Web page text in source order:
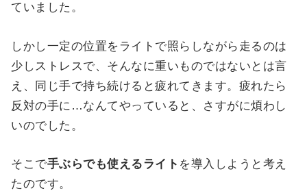
ていました。
しかし一定の位置をライトで照らしながら走るのは
少しストレスで、そんなに重いものではないとは言
え、同じ手で持ち続けると疲れてきます。疲れたら
反対の手に…なんてやっていると、さすがに煩わし
いのでした。
そこで手ぶらでも使えるライト を導入しようと考え
たのです。